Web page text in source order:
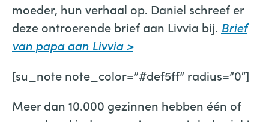
moeder, hun verhaal op. Daniel schreef er
deze ontroerende brief aan Livvia bij. Brief
van papa aan Livvia>
[su_note note_color=”#def5ff” radius=”0″]
Meer dan 10.000 gezinnen hebben één of